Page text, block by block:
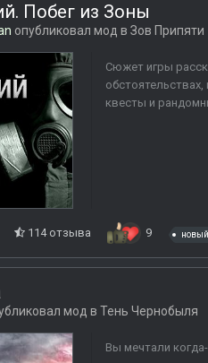
Побег из Зоны
опубликовал мод в Зов Припяти
Сюжет игры
квесты и
114 отзыва 9
мод в Тень Чернобыля
Вы мечтали